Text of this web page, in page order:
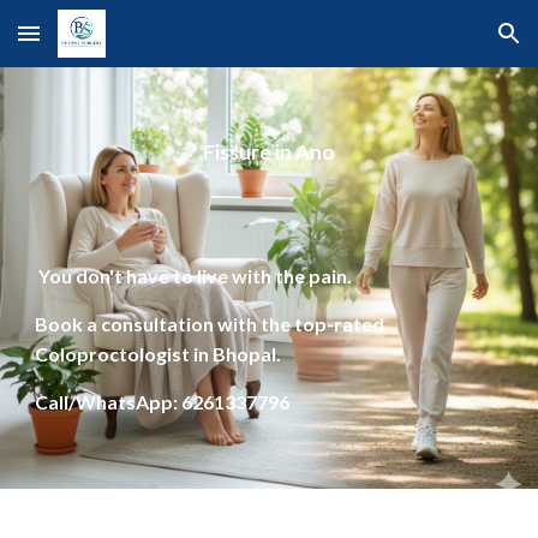
Skip to main content Skip to navigation
Fissure in Ano
You don't have to live with the pain.
Book a consultation with the top-rated
Coloproctologist in Bhopal.
Call/WhatsApp: 6261337796